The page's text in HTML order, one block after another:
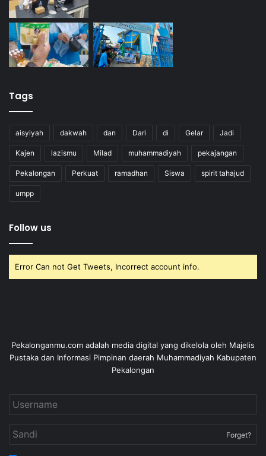
Tags
aisyiyah dakwah dan Dari di Gelar Jadi
Kajen lazismu Milad muhammadiyah pekajangan
Pekalongan Perkuat ramadhan Siswa spirit tahajud
umpp
Follow us
Error Can not Get Tweets, Incorrect account info.
Pekalonganmu.com adalah media digital yang dikelola oleh Majelis
Pustaka dan Informasi Pimpinan daerah Muhammadiyah Kabupaten
Pekalongan
Forget?